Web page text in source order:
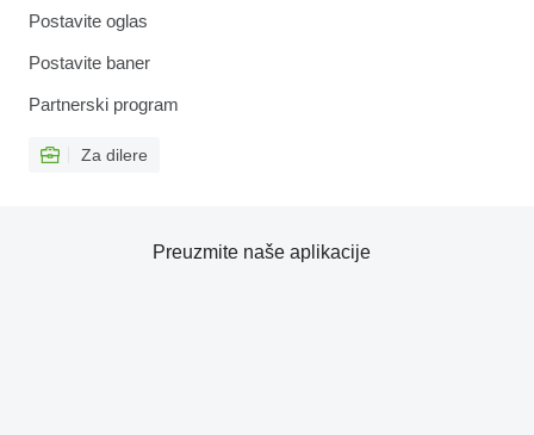
Postavite oglas
Postavite baner
Partnerski program
Za dilere
Preuzmite naše aplikacije